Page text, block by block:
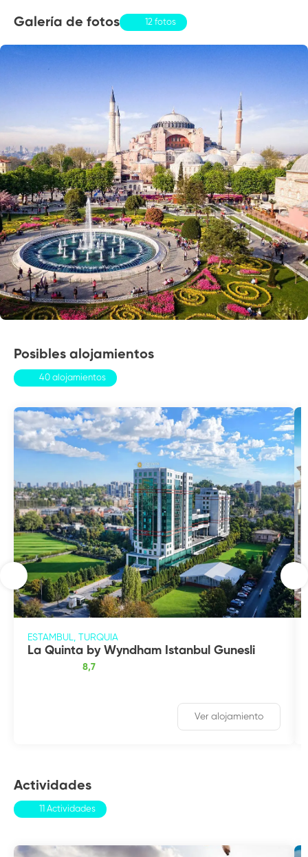
Galería de fotos 12 fotos
Posibles alojamientos
40 alojamientos
ESTAMBUL, TURQUIA
La Quinta by Wyndham Istanbul Gunesli
8,7
Ver alojamiento
Actividades
11 Actividades